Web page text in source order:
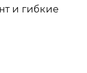
и гибкие